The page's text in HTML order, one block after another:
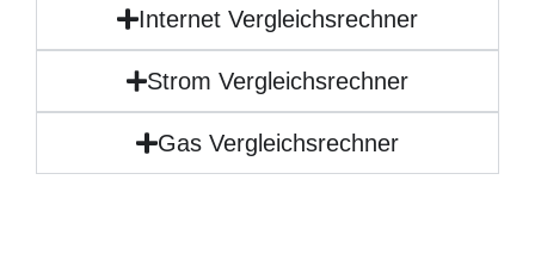
Internet Vergleichsrechner
Strom Vergleichsrechner
Gas Vergleichsrechner